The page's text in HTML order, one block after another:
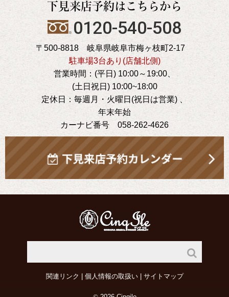
下見来店予約はこちらから
0120-540-508
〒500-8818 岐阜県岐阜市梅ヶ枝町2-17
駐車場3台あり(店舗北側)
営業時間：(平日) 10:00～19:00、
(土日祝日) 10:00~18:00
定休日：毎週月・火曜日(祝日は営業) 、
年末年始
カーナビ番号 058-262-4626
関連リンク | 個人情報の取扱い| サイトマップ